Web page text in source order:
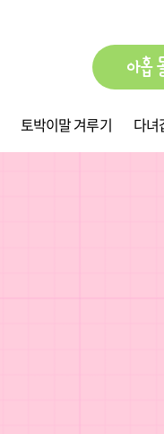
아홉
토박이말 겨루기 다녀